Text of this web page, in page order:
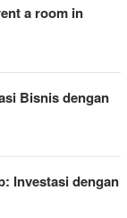
a room in
Bisnis dengan
Investasi dengan